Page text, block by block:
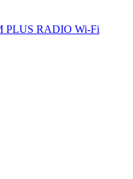
PLUS RADIO Wi-Fi